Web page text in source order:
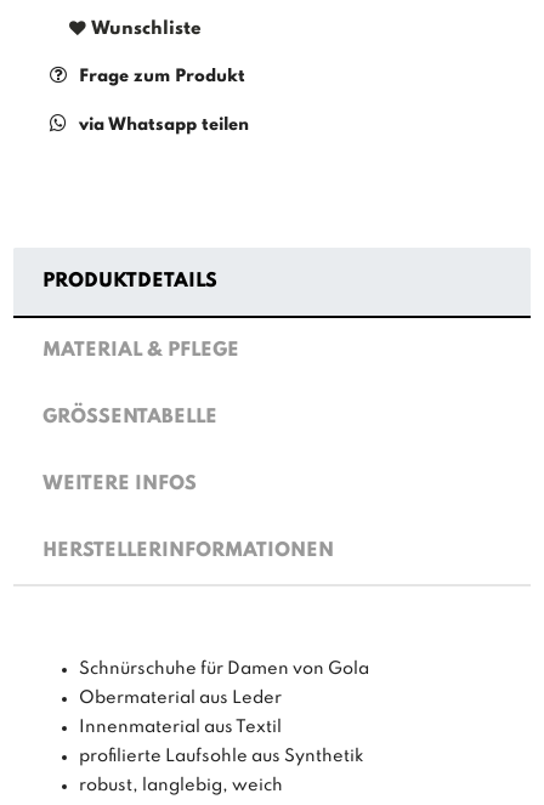
Wunschliste
Frage zum Produkt
via Whatsapp teilen
PRODUKTDETAILS
MATERIAL & PFLEGE
GRÖSSENTABELLE
WEITERE INFOS
HERSTELLERINFORMATIONEN
Schnürschuhe für Damen von Gola
Obermaterial aus Leder
Innenmaterial aus Textil
profilierte Laufsohle aus Synthetik
robust, langlebig, weich